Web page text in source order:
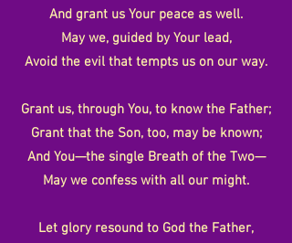
And grant us Your peace as well.
May we, guided by Your lead,
Avoid the evil that tempts us on our way.
Grant us, through You, to know the Father;
Grant that the Son, too, may be known;
And You—the single Breath of the Two—
May we confess with all our might.
Let glory resound to God the Father,